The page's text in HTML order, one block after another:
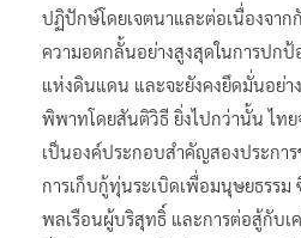
ปฏิปักษ์โดยเจตนาและต่อเนื่องจาก
ความอดกลั้นอย่างสูงสุดในการปก
แห่งดินแดน และจะยังคงยึดมั่นอย่า
พิพาทโดยสันติวิธี ยิ่งไปกว่านั้น ไทย
เป็นองค์ประกอบสำคัญสองประกา
การเก็บกู้ทุ่นระเบิดเพื่อมนุษยธรรม
พลเรือนผู้บริสุทธิ์ และการต่อสู้กับเ